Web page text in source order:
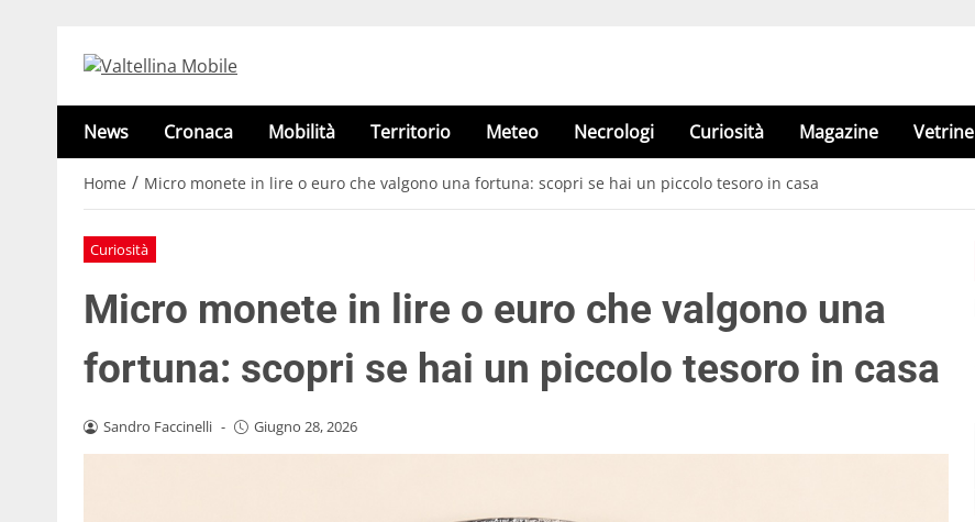
News Cronaca Mobilità Territorio Meteo Necrologi Curiosità Magazine Vetrine
Home / Micro monete in lire o euro che valgono una fortuna: scopri se hai un piccolo tesoro in casa
Curiosità
Micro monete in lire o euro che valgono una
fortuna: scopri se hai un piccolo tesoro in casa
Sandro Faccinelli - Giugno 28, 2026